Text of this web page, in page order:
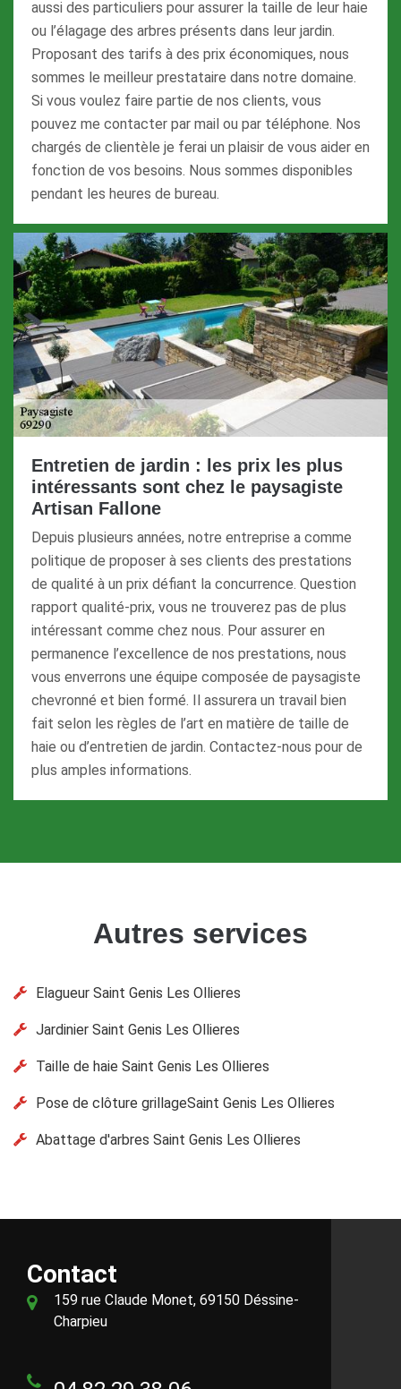
aussi des particuliers pour assurer la taille de leur haie
ou l’élagage des arbres présents dans leur jardin.
Proposant des tarifs à des prix économiques, nous
sommes le meilleur prestataire dans notre domaine.
Si vous voulez faire partie de nos clients, vous
pouvez me contacter par mail ou par téléphone. Nos
chargés de clientèle je ferai un plaisir de vous aider en
fonction de vos besoins. Nous sommes disponibles
pendant les heures de bureau.
Entretien de jardin : les prix les plus
intéressants sont chez le paysagiste
Artisan Fallone
Depuis plusieurs années, notre entreprise a comme
politique de proposer à ses clients des prestations
de qualité à un prix défiant la concurrence. Question
rapport qualité-prix, vous ne trouverez pas de plus
intéressant comme chez nous. Pour assurer en
permanence l’excellence de nos prestations, nous
vous enverrons une équipe composée de paysagiste
chevronné et bien formé. Il assurera un travail bien
fait selon les règles de l’art en matière de taille de
haie ou d’entretien de jardin. Contactez-nous pour de
plus amples informations.
Autres services
Elagueur Saint Genis Les Ollieres
Jardinier Saint Genis Les Ollieres
Taille de haie Saint Genis Les Ollieres
Pose de clôture grillageSaint Genis Les Ollieres
Abattage d'arbres Saint Genis Les Ollieres
Contact
159 rue Claude Monet, 69150 Déssine-
Charpieu